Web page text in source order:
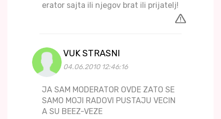
erator sajta ili njegov brat ili prijatelj!
VUK STRASNI
04.06.2010 12:46:16
JA SAM MODERATOR OVDE ZATO SE
SAMO MOJI RADOVI PUSTAJU VECIN
A SU BEEZ-VEZE